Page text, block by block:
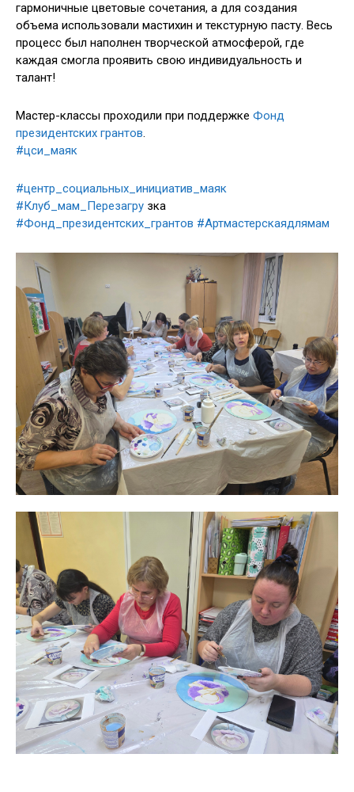
гармоничные цветовые сочетания, а для создания
объема использовали мастихин и текстурную пасту. Весь
процесс был наполнен творческой атмосферой, где
каждая смогла проявить свою индивидуальность и
талант!
Мастер-классы проходили при поддержке Фонд
президентских грантов.
#цси_маяк
#центр_социальных_инициатив_маяк
#Клуб_мам_Перезагру зка
#Фонд_президентских_грантов #Артмастерскаядлямам